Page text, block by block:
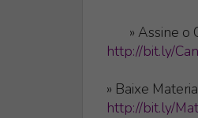
» Assine o
http://bit.ly/
» Baixe
http://bit.ly/